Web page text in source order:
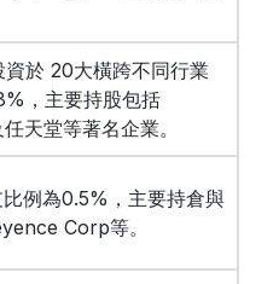
於 20大橫跨不同行業
，主要持股包括
天堂等著名企業。
例為0.5%，主要持倉與
Corp等。